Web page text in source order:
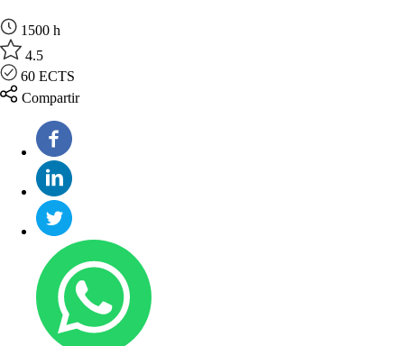
1500 h
4.5
60 ECTS
Compartir